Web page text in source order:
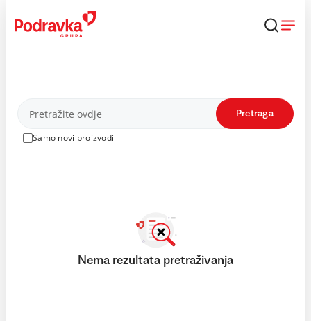
content
Proizvodi
Samo novi proizvodi
Pretraga
Nema rezultata pretraživanja